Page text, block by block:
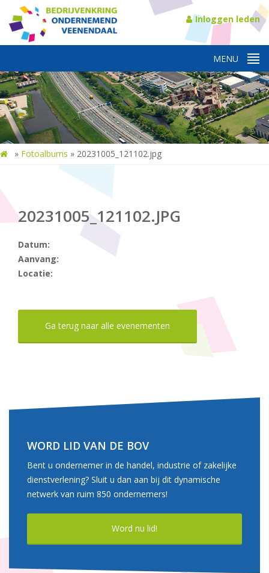
Inloggen leden
» Fotoalbums » 20231005_121102.jpg
20231005_121102.JPG
Datum:
Aanvang:
Locatie:
Ga terug naar alle evenementen
WORD LID VAN DE BOV
Bent u ondernemer in de handel, industrie of zakelijke
dienstverlening? Sluit u dan aan bij dit dynamische
netwerk van ruim 850 ondernemers!
Word nu lid!